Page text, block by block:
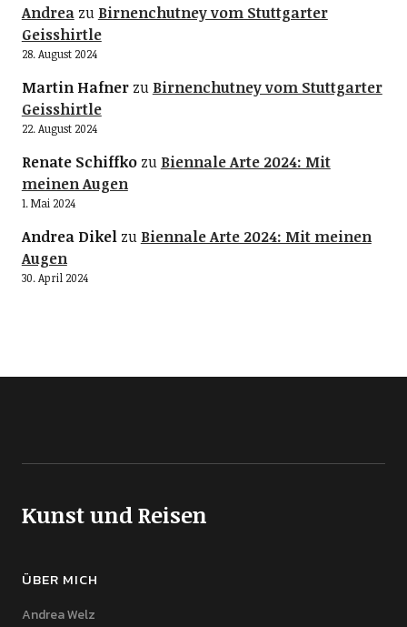
Andreazu Birnenchutney vom Stuttgarter
Geisshirtle
28. August 2024
Martin Hafnerzu Birnenchutney vom Stuttgarter
Geisshirtle
22. August 2024
Renate Schiffkozu Biennale Arte 2024: Mit
meinen Augen
1. Mai 2024
Andrea Dikelzu Biennale Arte 2024: Mit meinen
Augen
30. April 2024
Kunst und Reisen
ÜBER MICH
Andrea Welz